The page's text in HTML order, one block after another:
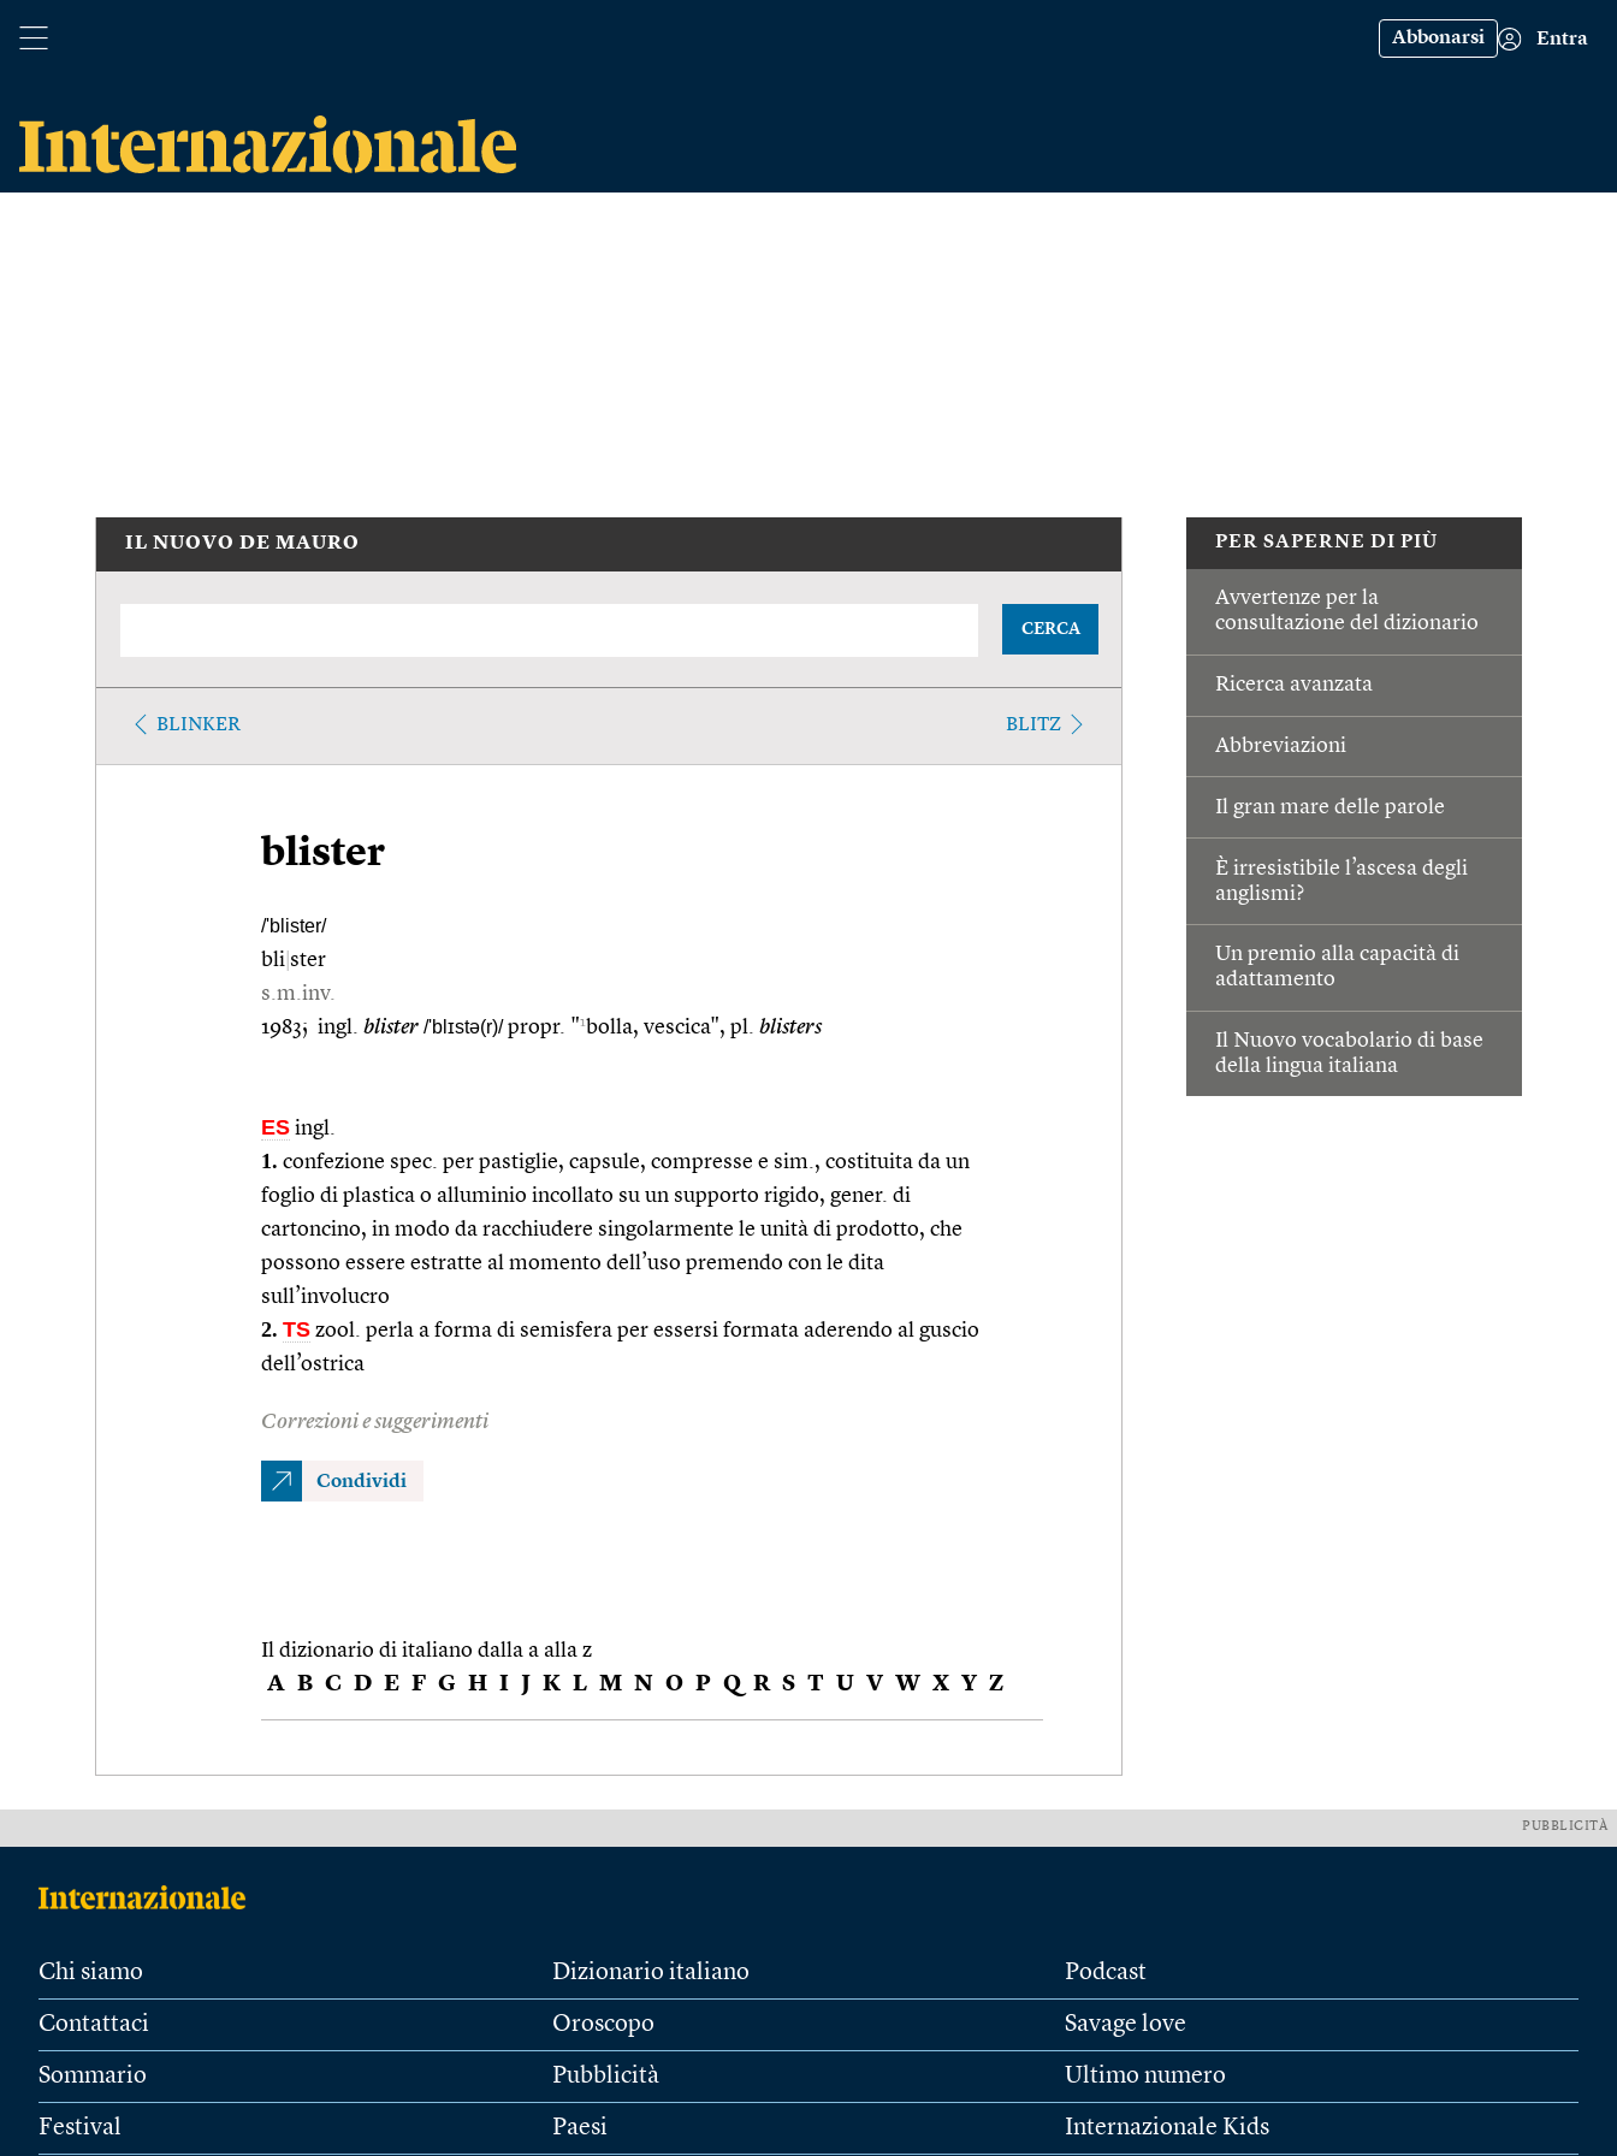
Abbonarsi Entra
PER SAPERNE DI PIÙ
Avvertenze per la
consultazione del dizionario
Ricerca avanzata
Abbreviazioni
Il gran mare delle parole
È irresistibile l’ascesa degli
anglismi?
Un premio alla capacità di
adattamento
Il Nuovo vocabolario di base
della lingua italiana
IL NUOVO DE MAURO
CERCA
BLINKER BLITZ
blister
/'blister/
bli ster
s.m.inv.
1983; ingl. blister /'blɪstə(r)/propr. "1bolla, vescica", pl. blisters
ES ingl.
1. confezione spec. per pastiglie, capsule, compresse e sim., costituita da un
foglio di plastica o alluminio incollato su un supporto rigido, gener. di
cartoncino, in modo da racchiudere singolarmente le unità di prodotto, che
possono essere estratte al momento dell’uso premendo con le dita
sull’involucro
2. TS zool. perla a forma di semisfera per essersi formata aderendo al guscio
dell’ostrica
Correzioni e suggerimenti
Condividi
Il dizionario di italiano dalla a alla z
A B C D E F G H I J K L M N O P Q R S T U V W X Y Z
PUBBLICITÀ
Chi siamo
Contattaci
Sommario
Festival
Dizionario italiano
Oroscopo
Pubblicità
Paesi
Podcast
Savage love
Ultimo numero
Internazionale Kids